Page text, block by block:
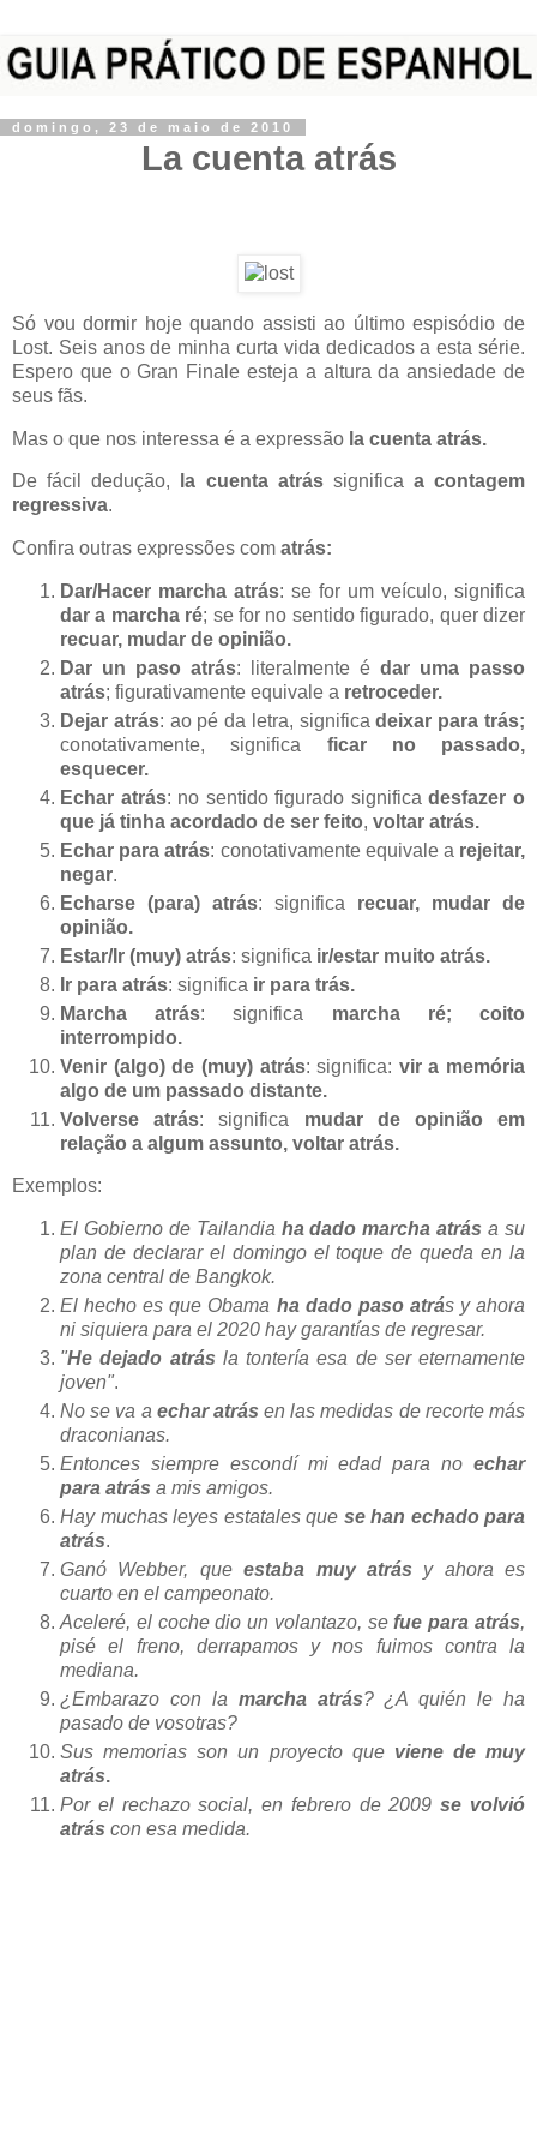
domingo, 23 de maio de 2010
La cuenta atrás
Só vou dormir hoje quando assisti ao último espisódio de
Lost. Seis anos de minha curta vida dedicados a esta série.
Espero que o Gran Finale esteja a altura da ansiedade de
seus fãs.
Mas o que nos interessa é a expressão la cuenta atrás.
De fácil dedução, la cuenta atrássignifica a contagem
regressiva.
Confira outras expressões com atrás:
Dar/Hacer marcha atrás: se for um veículo, significa
dar a marcha ré; se for no sentido figurado, quer dizer
recuar, mudar de opinião.
Dar un paso atrás: literalmente é dar uma passo
atrás; figurativamente equivale a retroceder.
Dejar atrás: ao pé da letra, significadeixar para trás;
conotativamente, significa ficar no passado,
esquecer.
Echar atrás: no sentido figurado significadesfazer o
que já tinha acordado de ser feito, voltar atrás.
Echar para atrás: conotativamente equivale a rejeitar,
negar.
Echarse (para) atrás: significa recuar, mudar de
opinião.
Estar/Ir (muy) atrás: significa ir/estar muito atrás.
Ir para atrás: significa ir para trás.
Marcha atrás: significa marcha ré; coito
interrompido.
Venir (algo) de (muy) atrás: significa: vir a memória
algo de um passado distante.
Volverse atrás: significa mudar de opinião em
relação a algum assunto, voltar atrás.
Exemplos:
El Gobierno de Tailandia ha dado marcha atrás a su
plan de declarar el domingo el toque de queda en la
zona central de Bangkok.
El hecho es que Obama ha dado paso atrás y ahora
ni siquiera para el 2020 hay garantías de regresar.
"He dejado atrás la tontería esa de ser eternamente
joven".
No se va a echar atrás en las medidas de recorte más
draconianas.
Entonces siempre escondí mi edad para no echar
para atrás a mis amigos.
Hay muchas leyes estatales que se han echado para
atrás.
Ganó Webber, queestaba muy atrás y ahora es
cuarto en el campeonato.
Aceleré, el coche dio un volantazo, sefue para atrás,
pisé el freno, derrapamos y nos fuimos contra la
mediana.
¿Embarazo con la marcha atrás? ¿A quién le ha
pasado de vosotras?
Sus memorias son un proyecto que viene de muy
atrás.
Por el rechazo social, en febrero de 2009se volvió
atrás con esa medida.